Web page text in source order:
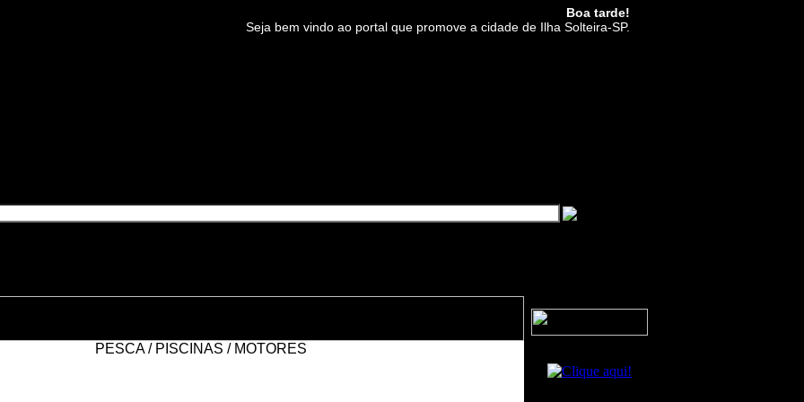
Boa tarde!
Seja bem vindo ao portal que promove a cidade de Ilha Solteira-SP.
PESCA / PISCINAS / MOTORES